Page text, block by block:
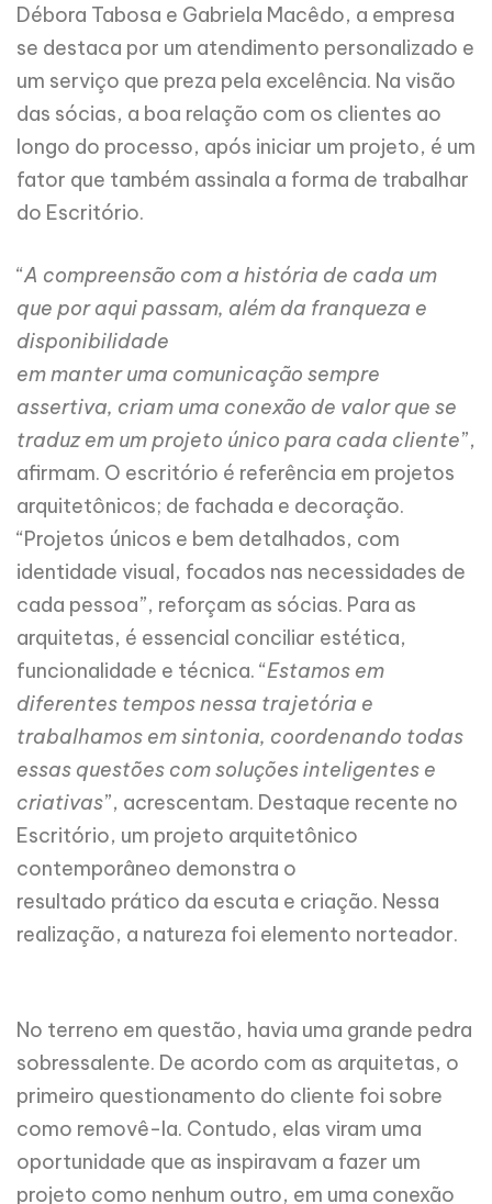
Débora Tabosa e Gabriela Macêdo, a empresa
se destaca por um atendimento personalizado e
um serviço que preza pela excelência. Na visão
das sócias, a boa relação com os clientes ao
longo do processo, após iniciar um projeto, é um
fator que também assinala a forma de trabalhar
do Escritório.
“A compreensão com a história de cada um
que por aqui passam, além da franqueza e
disponibilidade
em manter uma comunicação sempre
assertiva, criam uma conexão de valor que se
traduz em um projeto único para cada cliente”,
afirmam. O escritório é referência em projetos
arquitetônicos; de fachada e decoração.
“Projetos únicos e bem detalhados, com
identidade visual, focados nas necessidades de
cada pessoa”, reforçam as sócias. Para as
arquitetas, é essencial conciliar estética,
funcionalidade e técnica. “Estamos em
diferentes tempos nessa trajetória e
trabalhamos em sintonia, coordenando todas
essas questões com soluções inteligentes e
criativas”, acrescentam. Destaque recente no
Escritório, um projeto arquitetônico
contemporâneo demonstra o
resultado prático da escuta e criação. Nessa
realização, a natureza foi elemento norteador.
No terreno em questão, havia uma grande pedra
sobressalente. De acordo com as arquitetas, o
primeiro questionamento do cliente foi sobre
como removê-la. Contudo, elas viram uma
oportunidade que as inspiravam a fazer um
projeto como nenhum outro, em uma conexão